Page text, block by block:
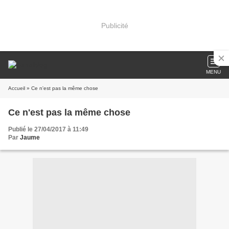
Publicité
MENU
Accueil » Ce n'est pas la même chose
Ce n'est pas la même chose
Publié le 27/04/2017 à 11:49
Par Jaume